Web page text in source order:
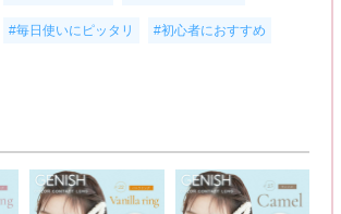
#毎日使いにピッタリ #初心者におすすめ